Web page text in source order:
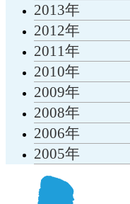
2013年
2012年
2011年
2010年
2009年
2008年
2006年
2005年